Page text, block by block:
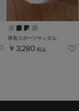
厚底スポーツサンダル
￥3,280 税込